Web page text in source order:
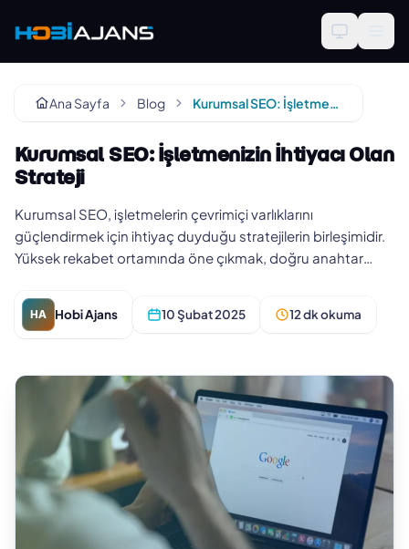
Ana Sayfa Blog Kurumsal SEO: İşletmenizin İhtiyacı Olan Strateji
Kurumsal SEO: İşletmenizin İhtiyacı Olan
Strateji
Kurumsal SEO, işletmelerin çevrimiçi varlıklarını
güçlendirmek için ihtiyaç duyduğu stratejilerin birleşimidir.
Yüksek rekabet ortamında öne çıkmak, doğru anahtar
HA Hobi Ajans 10 Şubat 2025 12 dk okuma